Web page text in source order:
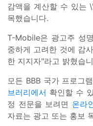
감액을 계산할 수 있는
목했습니다.
T-Mobile은 광고주 성
중하게 고려한 것에 감
한 지지자"라고 밝혔습
모든 BBB 국가 프로그
브러리에서 확인할 수
정 전문을 보려면 온라
자료는 광고 또는 홍보